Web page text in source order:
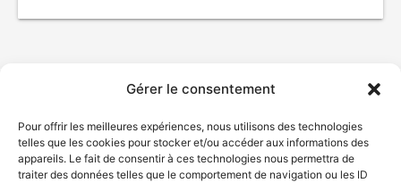
Gérer le consentement
Pour offrir les meilleures expériences, nous utilisons des technologies
telles que les cookies pour stocker et/ou accéder aux informations des
appareils. Le fait de consentir à ces technologies nous permettra de
traiter des données telles que le comportement de navigation ou les ID